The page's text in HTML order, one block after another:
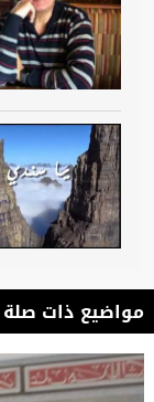
مواضيع ذات صلة